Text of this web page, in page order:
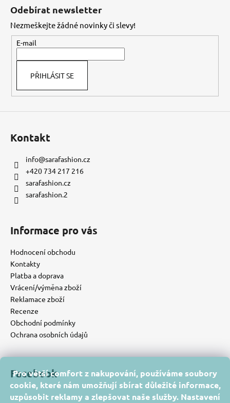
Pro větší comfort z nakupování, používáme soubory
cookie, které nám umožňují sbírat důležité informace,
uzpůsobit reklamy a zlepšovat naše služby. Nastavení
Odebírat newsletter
Nezmeškejte žádné novinky či slevy!
E-mail
PŘIHLÁSIT SE
Kontakt
info@sarafashion.cz
+420 734 217 216
sarafashion.cz
sarafashion.2
Informace pro vás
Hodnocení obchodu
Kontakty
Platba a doprava
Vrácení/výměna zboží
Reklamace zboží
Recenze
Obchodní podmínky
Ochrana osobních údajů
Facebook